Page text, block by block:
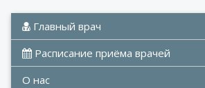
Главный врач
Расписание приёма врачей
О нас